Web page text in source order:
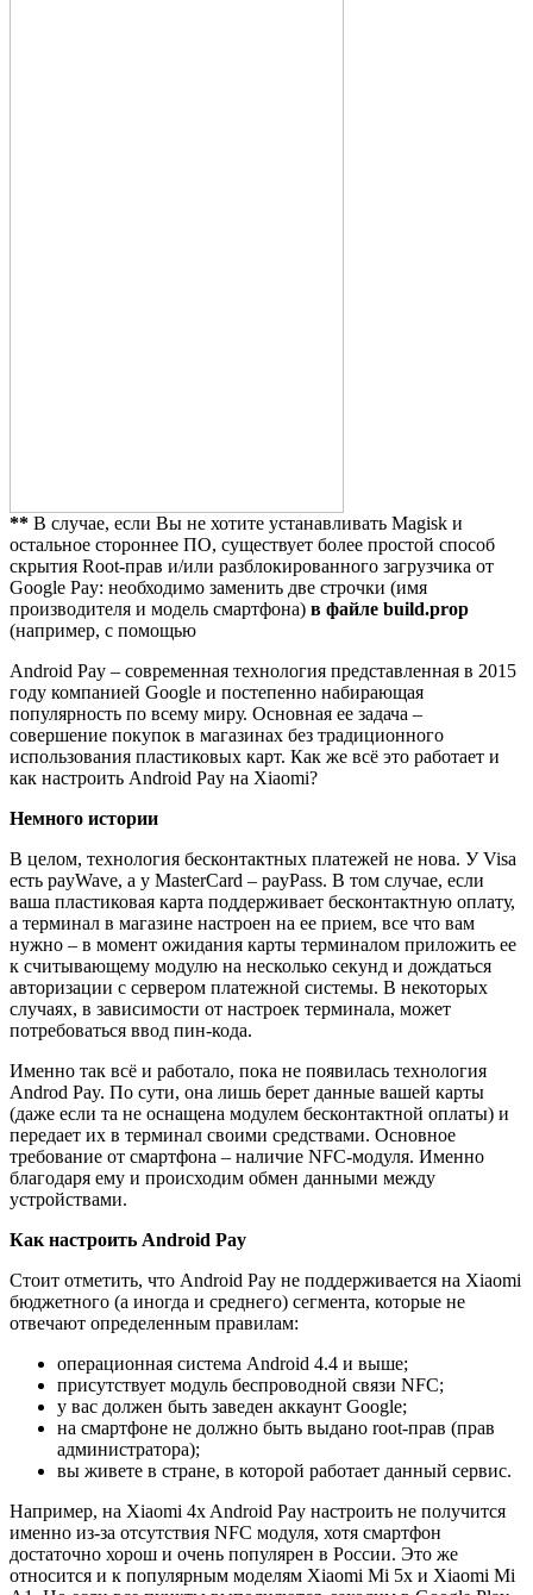
** В случае, если Вы не хотите устанавливать Magisk и
остальное стороннее ПО, существует более простой способ
скрытия Root-прав и/или разблокированного загрузчика от
Google Pay: необходимо заменить две строчки (имя
производителя и модель смартфона) в файле build.prop
(например, с помощью
Android Pay – современная технология представленная в 2015
году компанией Google и постепенно набирающая
популярность по всему миру. Основная ее задача –
совершение покупок в магазинах без традиционного
использования пластиковых карт. Как же всё это работает и
как настроить Android Pay на Xiaomi?
Немного истории
В целом, технология бесконтактных платежей не нова. У Visa
есть payWave, а у MasterCard – payPass. В том случае, если
ваша пластиковая карта поддерживает бесконтактную оплату,
а терминал в магазине настроен на ее прием, все что вам
нужно – в момент ожидания карты терминалом приложить ее
к считывающему модулю на несколько секунд и дождаться
авторизации с сервером платежной системы. В некоторых
случаях, в зависимости от настроек терминала, может
потребоваться ввод пин-кода.
Именно так всё и работало, пока не появилась технология
Androd Pay. По сути, она лишь берет данные вашей карты
(даже если та не оснащена модулем бесконтактной оплаты) и
передает их в терминал своими средствами. Основное
требование от смартфона – наличие NFC-модуля. Именно
благодаря ему и происходим обмен данными между
устройствами.
Как настроить Android Pay
Стоит отметить, что Android Pay не поддерживается на Xiaomi
бюджетного (а иногда и среднего) сегмента, которые не
отвечают определенным правилам:
операционная система Android 4.4 и выше;
присутствует модуль беспроводной связи NFC;
у вас должен быть заведен аккаунт Google;
на смартфоне не должно быть выдано root-прав (прав
администратора);
вы живете в стране, в которой работает данный сервис.
Например, на Xiaomi 4x Android Pay настроить не получится
именно из-за отсутствия NFC модуля, хотя смартфон
достаточно хорош и очень популярен в России. Это же
относится и к популярным моделям Xiaomi Mi 5x и Xiaomi Mi